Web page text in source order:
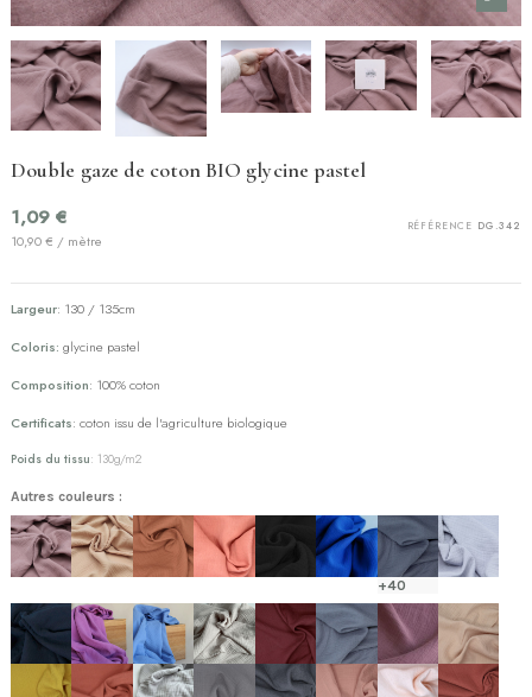
Double gaze de coton BIO glycine pastel
RÉFÉRENCE DG.342
1,09 €
10,90 € / mètre
Largeur: 130 / 135cm
Coloris: glycine pastel
Composition: 100% coton
Certificats: coton issu de l'agriculture biologique
Poids du tissu: 130g/m2
Autres couleurs :
+40